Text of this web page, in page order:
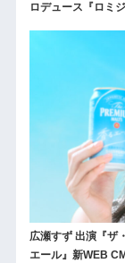
ロデュース『ロミジ
広瀬すず 出演『ザ
エール』新WEB